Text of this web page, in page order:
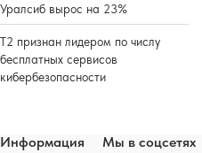
Уралсиб вырос на 23%
Т2 признан лидером по числу
бесплатных сервисов
кибербезопасности
Информация
Мы в соцсетях